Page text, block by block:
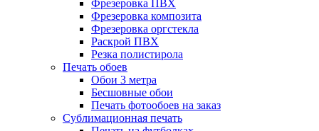
Фрезеровка ПВХ
Фрезеровка композита
Фрезеровка оргстекла
Раскрой ПВХ
Резка полистирола
Печать обоев
Обои 3 метра
Бесшовные обои
Печать фотообоев на заказ
Сублимационная печать